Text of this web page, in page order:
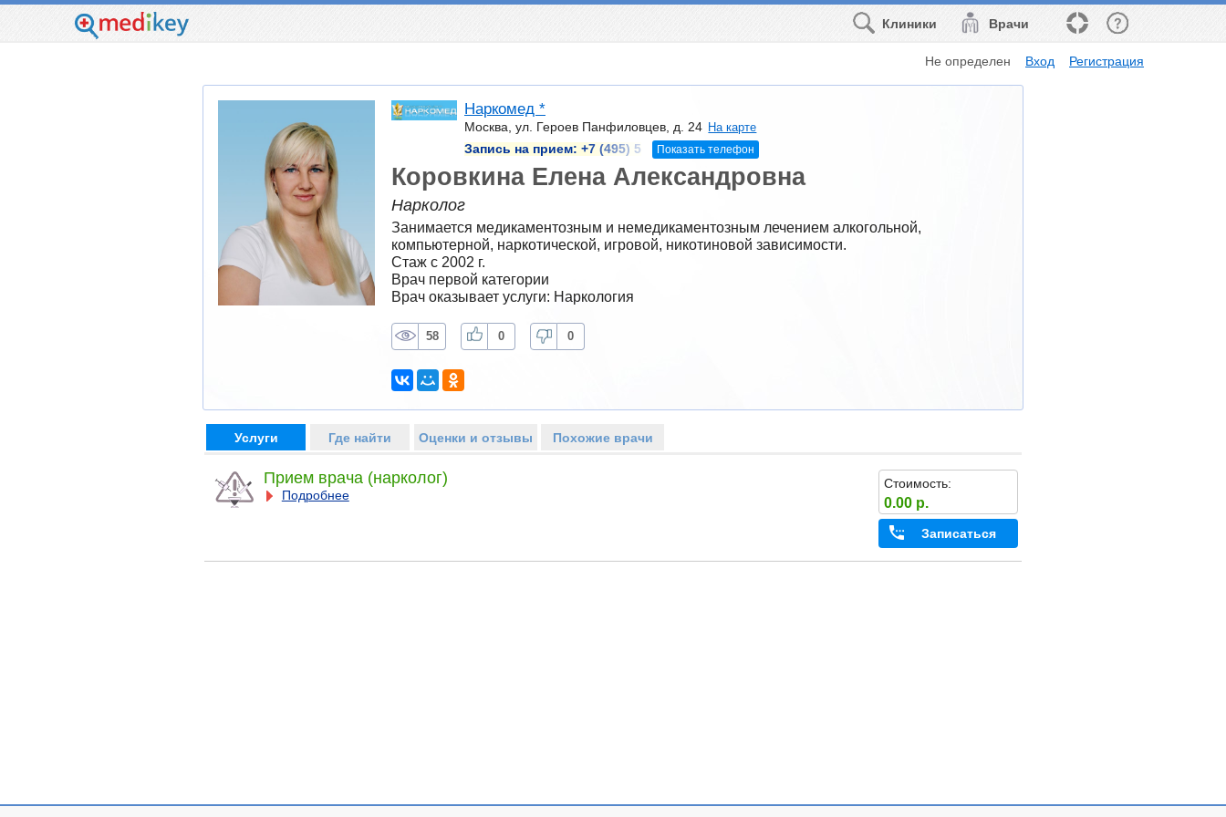
Врачи
Клиники
Не определен Вход Регистрация
Наркомед *
Москва, ул. Героев Панфиловцев, д. 24 На карте
Запись на прием: +7 (495) 5 Показать телефон
Коровкина Елена Александровна
Нарколог
Занимается медикаментозным и немедикаментозным лечением алкогольной,
компьютерной, наркотической, игровой, никотиновой зависимости.
Стаж с 2002 г.
Врач первой категории
Врач оказывает услуги: Наркология
58 0 0
Услуги Где найти Оценки и отзывы Похожие врачи
Прием врача (нарколог)
Подробнее
Стоимость:
0.00 р.
Записаться